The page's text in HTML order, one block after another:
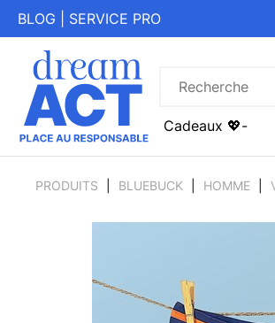
BLOG SERVICE PRO
Cadeaux 💖
PRODUITS BLUEBUCK HOMME